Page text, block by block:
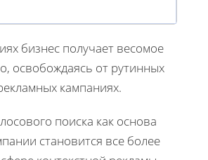
бизнес получает весомое
освобождаясь от рутинных
кампаниях.
поиска как основа
становится все более